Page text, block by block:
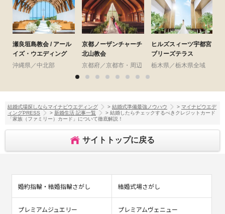
瀬良垣島教会 / アール
イズ・ウエディング
沖縄県／中北部
京都ノーザンチャーチ
北山教会
京都府／京都市・周辺
ヒルズスィーツ宇都宮
ブリーズテラス
栃木県／栃木県全域
結婚式場探しならマイナビウエディング > 結婚式準備最強ノウハウ > マイナビウエデ
ィングPRESS
> 新婚生活 記事一覧
> 結婚したらチェックするべきクレジットカード
「家族（ファミリー）カード」について徹底解説！
サイトトップに戻る
婚約指輪・結婚指輪さがし 結婚式場さがし
プレミアムジュエリー プレミアムヴェニュー